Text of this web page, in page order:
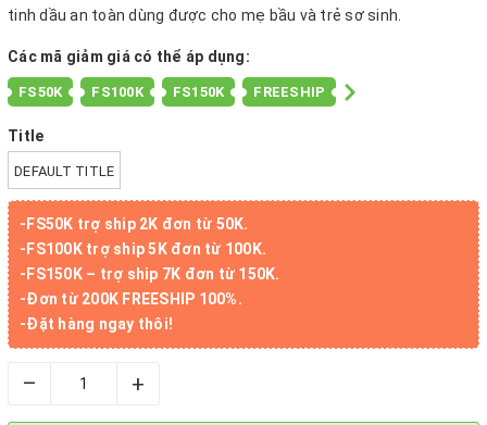
tinh dầu an toàn dùng được cho mẹ bầu và trẻ sơ sinh.
Các mã giảm giá có thể áp dụng:
FS50K FS100K FS150K FREESHIP
Title
DEFAULT TITLE
-FS50K trợ ship 2K đơn từ 50K.
-FS100K trợ ship 5K đơn từ 100K.
-FS150K – trợ ship 7K đơn từ 150K.
-Đơn từ 200K FREESHIP 100%.
-Đặt hàng ngay thôi!
– +